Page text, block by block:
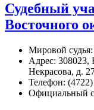
Судебный
Восточного
Мировой
Адрес: 308023,
Некрасова, д.
Телефон:
Официальный